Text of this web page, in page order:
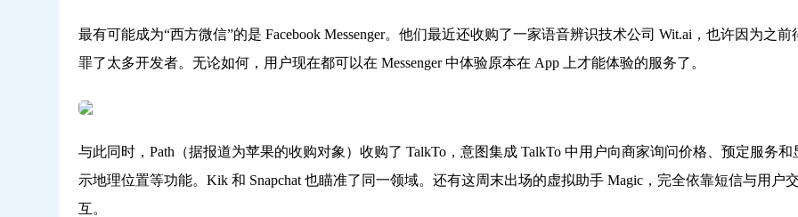
最有可能成为“西方微信”的是 Facebook Messenger。他们最近还收购了一家语音辨识技术公司 Wit.ai，也许因为之前
罪了太多开发者。无论如何，用户现在都可以在 Messenger 中体验原本在 App 上才能体验的服务了。
与此同时，Path（据报道为苹果的收购对象）收购了 TalkTo，意图集成 TalkTo 中用户向商家询问价格、预定服务和
示地理位置等功能。Kik 和 Snapchat 也瞄准了同一领域。还有这周末出场的虚拟助手 Magic，完全依靠短信与用户交
互。